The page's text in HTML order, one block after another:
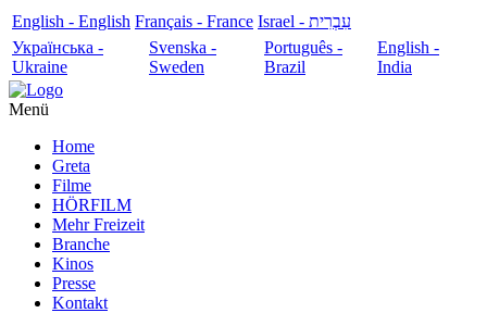
English - English Français - France
עִבְרִית - Israel
Українська -
Ukraine
Svenska -
Sweden
Português -
Brazil
English -
India
Menü
Home
Greta
Filme
HÖRFILM
Mehr Freizeit
Branche
Kinos
Presse
Kontakt